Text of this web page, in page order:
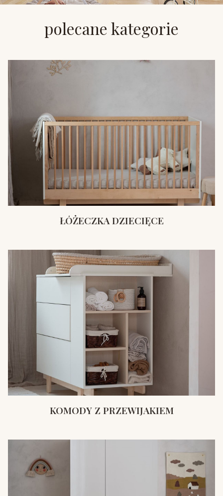
polecane kategorie
ŁÓŻECZKA DZIECIĘCE
KOMODY Z PRZEWIJAKIEM